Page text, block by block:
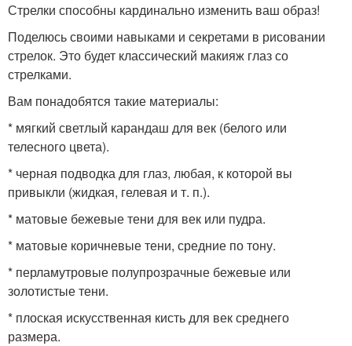
Стрелки способны кардинально изменить ваш образ!
Поделюсь своими навыками и секретами в рисовании
стрелок. Это будет классический макияж глаз со
стрелками.
Вам понадобятся такие материалы:
* мягкий светлый карандаш для век (белого или
телесного цвета).
* черная подводка для глаз, любая, к которой вы
привыкли (жидкая, гелевая и т. п.).
* матовые бежевые тени для век или пудра.
* матовые коричневые тени, средние по тону.
* перламутровые полупрозрачные бежевые или
золотистые тени.
* плоская искусственная кисть для век среднего
размера.